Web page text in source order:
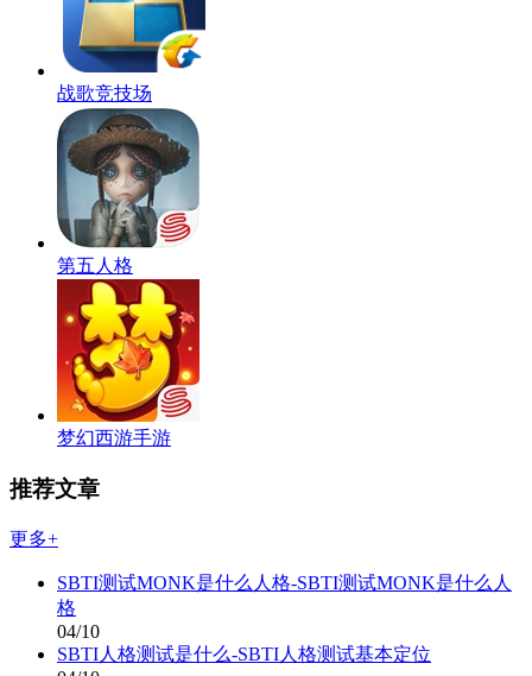
战歌竞技场
第五人格
梦幻西游手游
推荐文章
更多+
SBTI测试MONK是什么人格-SBTI测试MONK是什么人
格
04/10
SBTI人格测试是什么-SBTI人格测试基本定位